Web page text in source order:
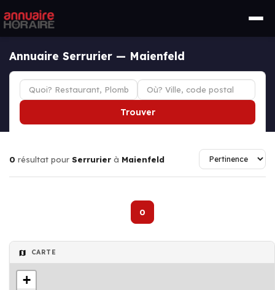
Annuaire Serrurier — Maienfeld
Trouver
0 résultat pour Serrurier à Maienfeld
0
CARTE
+